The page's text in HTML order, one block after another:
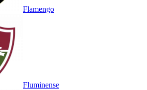
Flamengo
Fluminense